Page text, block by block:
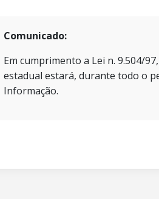
Comunicado:
Em cumprimento a Lei n. 9.504/
estadual estará, durante todo o
Informação.